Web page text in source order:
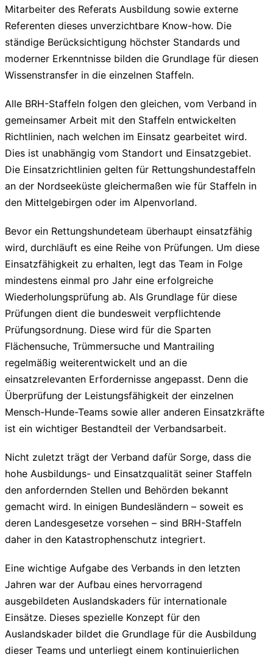
Mitarbeiter des Referats Ausbildung sowie externe
Referenten dieses unverzichtbare Know-how. Die
ständige Berücksichtigung höchster Standards und
moderner Erkenntnisse bilden die Grundlage für diesen
Wissenstransfer in die einzelnen Staffeln.
Alle BRH-Staffeln folgen den gleichen, vom Verband in
gemeinsamer Arbeit mit den Staffeln entwickelten
Richtlinien, nach welchen im Einsatz gearbeitet wird.
Dies ist unabhängig vom Standort und Einsatzgebiet.
Die Einsatzrichtlinien gelten für Rettungshundestaffeln
an der Nordseeküste gleichermaßen wie für Staffeln in
den Mittelgebirgen oder im Alpenvorland.
Bevor ein Rettungshundeteam überhaupt einsatzfähig
wird, durchläuft es eine Reihe von Prüfungen. Um diese
Einsatzfähigkeit zu erhalten, legt das Team in Folge
mindestens einmal pro Jahr eine erfolgreiche
Wiederholungsprüfung ab. Als Grundlage für diese
Prüfungen dient die bundesweit verpflichtende
Prüfungsordnung. Diese wird für die Sparten
Flächensuche, Trümmersuche und Mantrailing
regelmäßig weiterentwickelt und an die
einsatzrelevanten Erfordernisse angepasst. Denn die
Überprüfung der Leistungsfähigkeit der einzelnen
Mensch-Hunde-Teams sowie aller anderen Einsatzkräfte
ist ein wichtiger Bestandteil der Verbandsarbeit.
Nicht zuletzt trägt der Verband dafür Sorge, dass die
hohe Ausbildungs- und Einsatzqualität seiner Staffeln
den anfordernden Stellen und Behörden bekannt
gemacht wird. In einigen Bundesländern – soweit es
deren Landesgesetze vorsehen – sind BRH-Staffeln
daher in den Katastrophenschutz integriert.
Eine wichtige Aufgabe des Verbands in den letzten
Jahren war der Aufbau eines hervorragend
ausgebildeten Auslandskaders für internationale
Einsätze. Dieses spezielle Konzept für den
Auslandskader bildet die Grundlage für die Ausbildung
dieser Teams und unterliegt einem kontinuierlichen